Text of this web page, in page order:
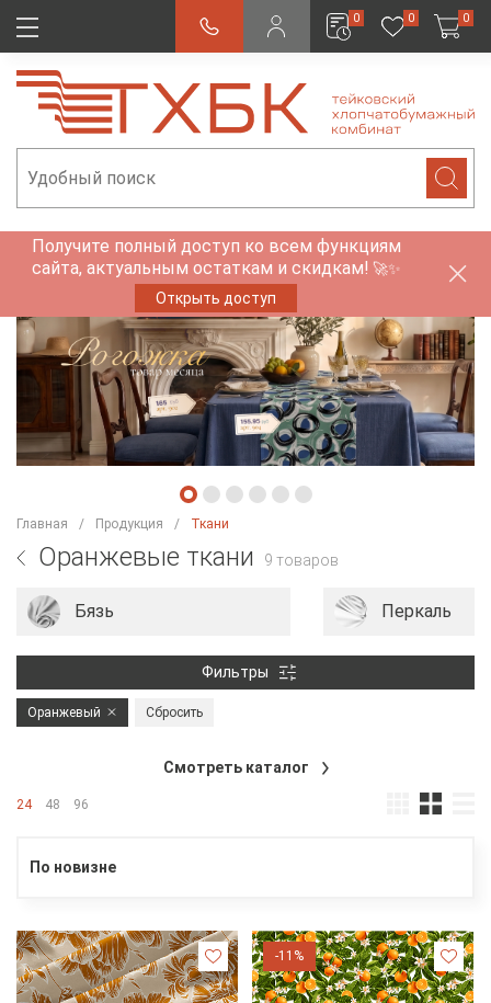
0 0 0
Получите полный доступ ко всем функциям
сайта, актуальным остаткам и скидкам! 🚀✨
Открыть доступ
Главная Продукция Ткани
Оранжевые ткани 9 товаров
Бязь Перкаль
Фильтры
Оранжевый Сбросить
Смотреть каталог
24 48 96
По новизне
-11%